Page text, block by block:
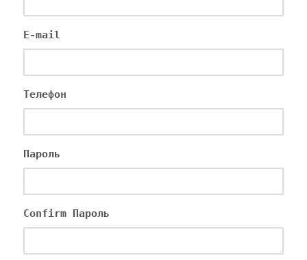
E-mail
Телефон
Пароль
Confirm Пароль